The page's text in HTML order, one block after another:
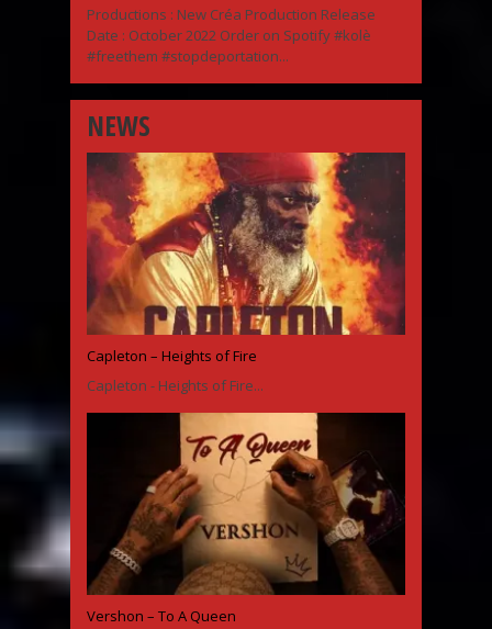
Productions : New Créa Production Release
Date : October 2022 Order on Spotify #kolè
#freethem #stopdeportation...
NEWS
Capleton – Heights of Fire
Capleton - Heights of Fire...
Vershon – To A Queen